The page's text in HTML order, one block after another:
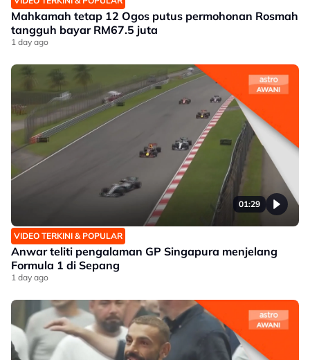
Mahkamah tetap 12 Ogos putus permohonan Rosmah
tangguh bayar RM67.5 juta
1 day ago
01:29
VIDEO TERKINI & POPULAR
Anwar teliti pengalaman GP Singapura menjelang
Formula 1 di Sepang
1 day ago